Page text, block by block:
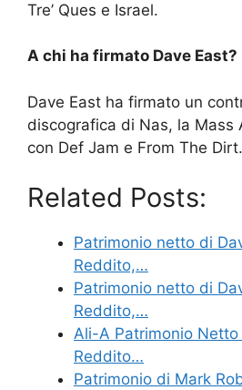
Tre’ Ques e Israel.
A chi ha firmato Dave East?
Dave East ha firmato un
discografica di Nas, la Mass
con Def Jam e From The Dirt.
Related Posts:
Patrimonio netto di
Reddito,…
Patrimonio netto di
Reddito,…
Ali-A Patrimonio
Reddito…
Patrimonio di Mark